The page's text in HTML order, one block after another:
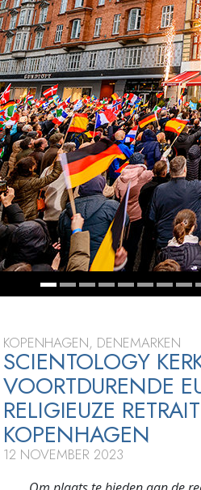
en Haat –
Grootheid?
KOPENHAGEN, DENEMARKEN
SCIENTOLOGY
VOORTDURENDE
RELIGIEUZE
KOPENHAGEN
12 NOVEMBER 2023